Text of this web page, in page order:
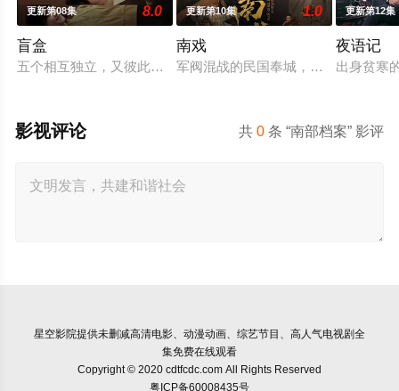
更新第08集 8.0
盲盒
五个相互独立，又彼此呼应的故事——用一场精心策划的“夏令营
更新第10集 1.0
南戏
军阀混战的民国奉城，玉佛头离奇失
更新第12集
夜语记
出身贫寒
共0 条 “南部档案” 影评
影视评论
星空影院提供未删减高清电影、动漫动画、综艺节目、高人气电视剧全
集免费在线观看
Copyright © 2020 cdtfcdc.com All Rights Reserved
粤ICP备60008435号